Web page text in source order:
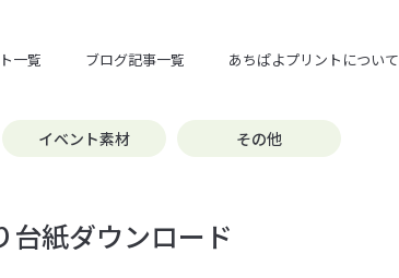
一覧 ブログ記事一覧 あちぱよプリントについて
イベント素材 その他
台紙ダウンロード